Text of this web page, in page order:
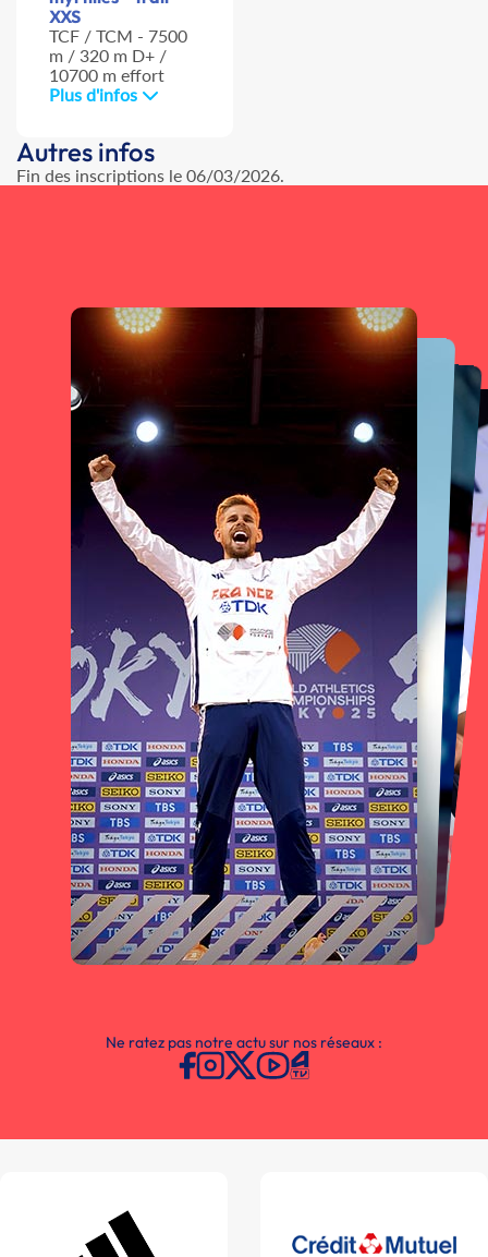
XXS
TCF / TCM - 7500
m / 320 m D+ /
10700 m effort
Plus d'infos
Autres infos
Fin des inscriptions le 06/03/2026.
Ne ratez pas notre actu sur nos réseaux :